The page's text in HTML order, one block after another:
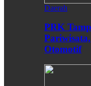
Daerah
PRK
Otomotif